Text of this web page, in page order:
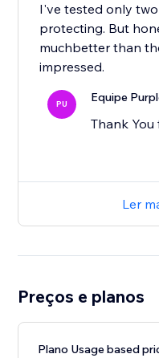
I've tested only
protecting. But
muchbetter than
impressed.
PU Equipe
Thank
Ler
Preços e planos
Plano Usage based